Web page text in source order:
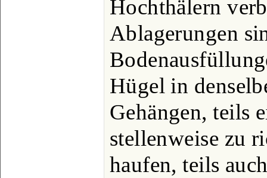
Hochthälern
Ablagerungen
Hügel in
Gehängen, teils
stellenweise zu
haufen, teils